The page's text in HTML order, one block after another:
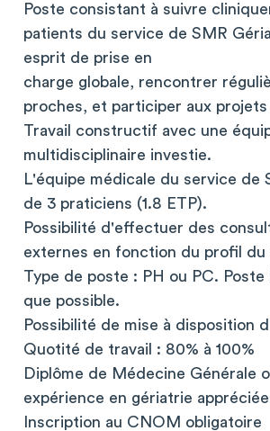
Poste consistant à suivre
patients du service de SMR
esprit de prise en
charge globale, rencontrer
proches, et participer aux
Travail constructif avec une
multidisciplinaire investie.
L'équipe médicale du service de
de 3 praticiens (1.8 ETP).
Possibilité d'effectuer des
externes en fonction du profil du
Type de poste : PH ou PC. Poste
que possible.
Possibilité de mise à disposition
Quotité de travail : 80% à 100%
Diplôme de Médecine Générale
expérience en gériatrie
Inscription au CNOM obligatoire